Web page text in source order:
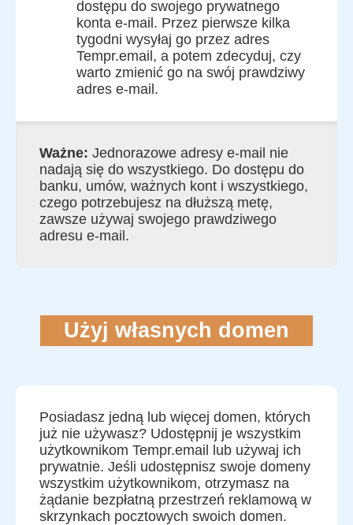
dostępu do swojego prywatnego
konta e-mail. Przez pierwsze kilka
tygodni wysyłaj go przez adres
Tempr.email, a potem zdecyduj, czy
warto zmienić go na swój prawdziwy
adres e-mail.
Ważne: Jednorazowe adresy e-mail nie
nadają się do wszystkiego. Do dostępu do
banku, umów, ważnych kont i wszystkiego,
czego potrzebujesz na dłuższą metę,
zawsze używaj swojego prawdziwego
adresu e-mail.
Użyj własnych domen
Posiadasz jedną lub więcej domen, których
już nie używasz? Udostępnij je wszystkim
użytkownikom Tempr.email lub używaj ich
prywatnie. Jeśli udostępnisz swoje domeny
wszystkim użytkownikom, otrzymasz na
żądanie bezpłatną przestrzeń reklamową w
skrzynkach pocztowych swoich domen.